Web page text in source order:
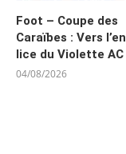
Foot – Coupe des
Caraïbes : Vers
lice du Violette AC
04/08/2026